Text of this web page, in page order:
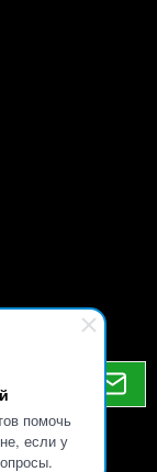
помочь
если у